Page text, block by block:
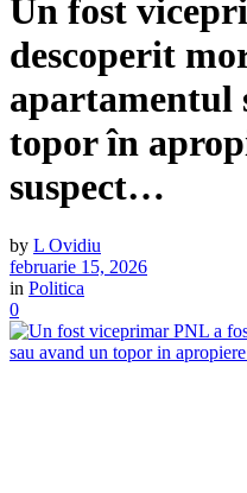
Un fost
descoperit
apartamentul
topor în
suspect…
by L Ovidiu
februarie 15, 2026
in Politica
0